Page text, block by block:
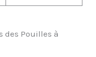
des Pouilles à